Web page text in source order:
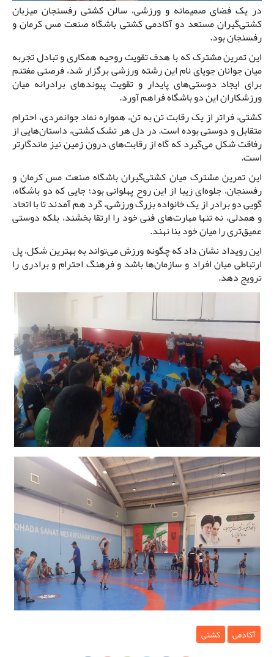
در یک فضای صمیمانه و ورزشی، سالن کشتی رفسنجان میزبان
کشتی‌گیران مستعد دو آکادمی کشتی باشگاه صنعت مس کرمان و
رفسنجان بود.
این تمرین مشترک که با هدف تقویت روحیه همکاری و تبادل تجربه
میان جوانان جویای نام این رشته ورزشی برگزار شد، فرصتی مغتنم
برای ایجاد دوستی‌های پایدار و تقویت پیوندهای برادرانه میان
ورزشکاران این دو باشگاه فراهم آورد.
کشتی، فراتر از یک رقابت تن به تن، همواره نماد جوانمردی، احترام
متقابل و دوستی بوده است. در دل هر تشک کشتی، داستان‌هایی از
رفاقت شکل می‌گیرد که گاه از رقابت‌های درون زمین نیز ماندگارتر
است.
این تمرین مشترک میان کشتی‌گیران باشگاه صنعت مس کرمان و
رفسنجان، جلوه‌ای زیبا از این روح پهلوانی بود؛ جایی که دو باشگاه،
گویی دو برادر از یک خانواده بزرگ ورزشی، گرد هم آمدند تا با اتحاد
و همدلی، نه تنها مهارت‌های فنی خود را ارتقا بخشند، بلکه دوستی
عمیق‌تری را میان خود بنا نهند.
این رویداد نشان داد که چگونه ورزش می‌تواند به بهترین شکل، پل
ارتباطی میان افراد و سازمان‌ها باشد و فرهنگ احترام و برادری را
ترویج دهد.
آکادمی کشتی